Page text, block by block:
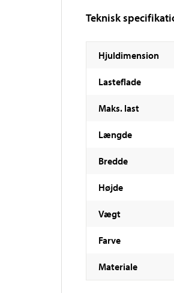
Teknisk
Hjuldimension
Lasteflade
Maks. last
Længde
Bredde
Højde
Vægt
Farve
Materiale